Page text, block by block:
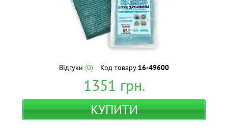
Відгуки (0) Код товару 16-49600
1351 грн.
КУПИТИ